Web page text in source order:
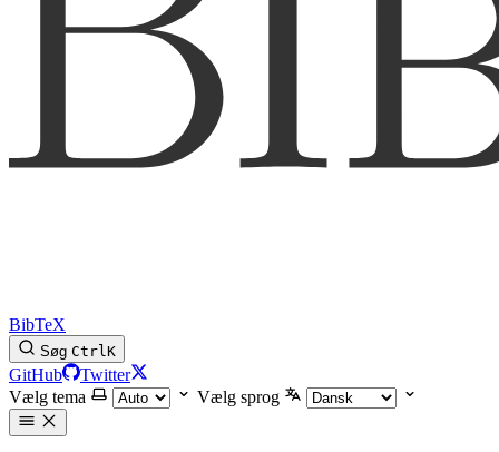
BibTeX
Søg CtrlK
GitHub
Twitter
Vælg tema
Vælg sprog